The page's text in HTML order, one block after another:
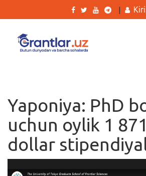
Ishlar
Kurslar
Blog
Yana
Yaponiya: PhD
uchun oylik 1
dollar